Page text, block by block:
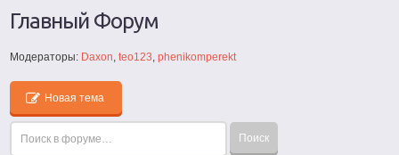
Главный Форум
Модераторы: Daxon,teo123,phenikomperekt
Новая тема